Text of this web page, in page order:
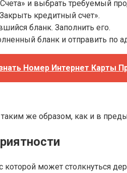
и выбрать требуемый
кредитный счет».
бланк. Заполнить его.
бланк и отправить по
Номер Интернет Карты
же образом, как и в
которой может столкнуться